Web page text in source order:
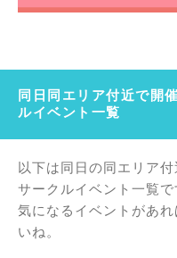
同日同エリア付近で開
ルイベント一覧
以下は同日の同エリア
サークルイベント一覧で
気になるイベントがあ
いね。